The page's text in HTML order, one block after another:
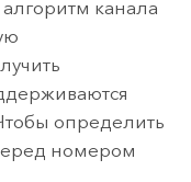
канала
определить
номером